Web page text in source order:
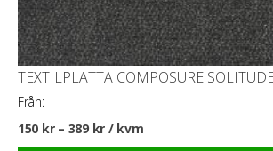
TEXTILPLATTA COMPOSURE
Från:
150 kr– 389 kr/ kvm